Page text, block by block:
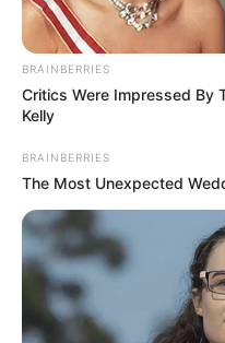
Sulyok Tamás nem
a közjogi konfliktus
Sulyok Tamás
tette, hogy nem kíván
palotából, és minden
eszközt igénybe vesz
megőrizze
BRAINBERRIES
Critics Were Impressed By
Kelly
BRAINBERRIES
The Most Unexpected